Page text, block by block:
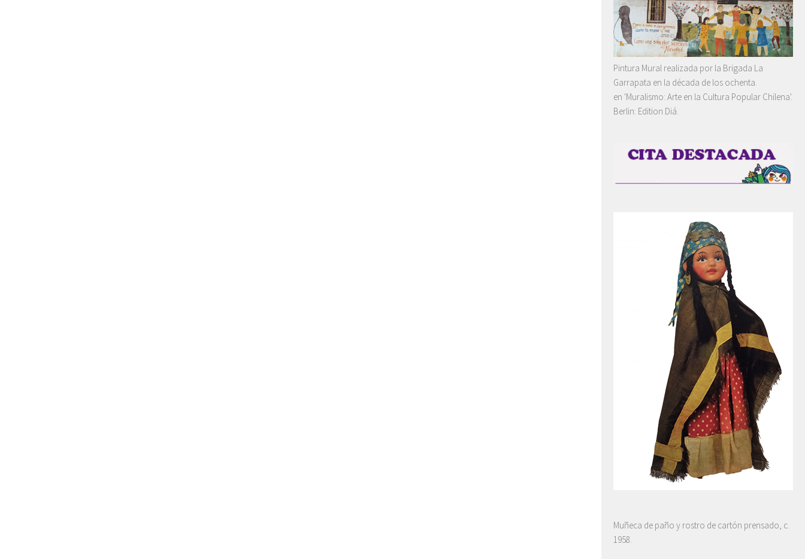
Pintura Mural realizada por la Brigada La
Garrapata en la década de los ochenta.
en 'Muralismo: Arte en la Cultura Popular Chilena'.
Berlin: Edition Diá.
Muñeca de paño y rostro de cartón prensado, c.
1958.